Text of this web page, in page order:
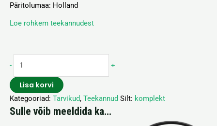
Päritolumaa: Holland
Loe rohkem teekannudest
- +
Lisa korvi
Kategooriad: Tarvikud, Teekannud Silt: komplekt
Sulle võib meeldida ka…